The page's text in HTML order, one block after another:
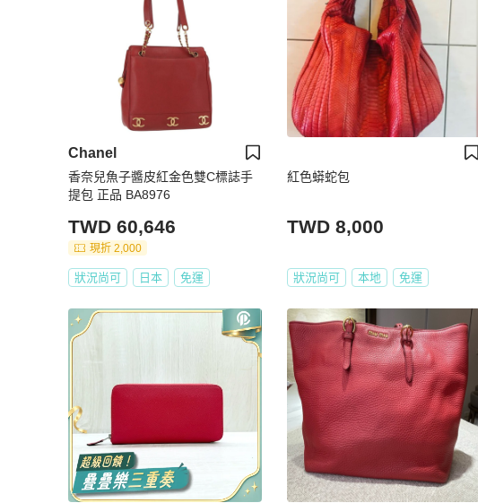
Chanel
香奈兒魚子醬皮紅金色雙C標誌手
提包 正品 BA8976
TWD 60,646
現折 2,000
狀況尚可 日本 免運
紅色蟒蛇包
TWD 8,000
狀況尚可 本地 免運